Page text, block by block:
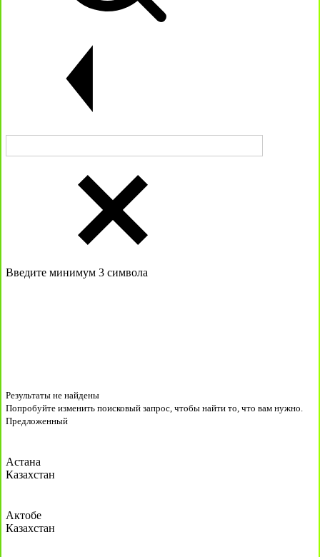
Введите минимум 3 символа
Результаты не найдены
Попробуйте изменить поисковый запрос, чтобы найти то, что вам нужно.
Предложенный
Астана
Казахстан
Актобе
Казахстан